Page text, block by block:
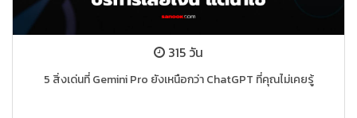
315 วัน
5 สิ่งเด่นที่ Gemini Pro ยังเหนือกว่า ChatGPT ที่คุณไม่เคยรู้